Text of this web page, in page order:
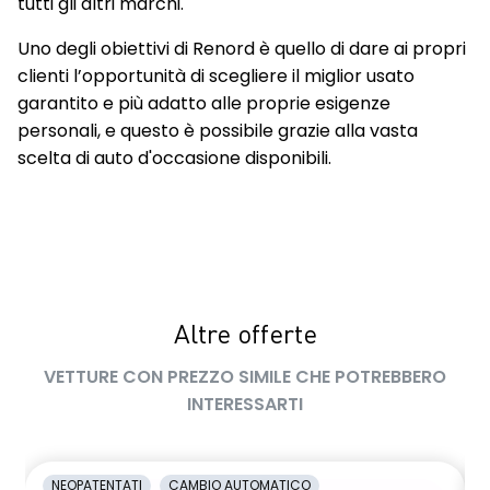
Radio DAB
Rear Automatic Braking
Rear Cross Traffic Alert
Rivestimento Sedili In Tessuto
Sedile Guida scorrevole, reclinabile, regolabile in altezza
manualmente
Uno degli obiettivi di Renord è quello di dare ai propri
clienti l’opportunità di scegliere il miglior usato
garantito e più adatto alle proprie esigenze
personali, e questo è possibile grazie alla vasta
scelta di auto d'occasione disponibili.
Altre offerte
VETTURE CON PREZZO SIMILE CHE POTREBBERO
INTERESSARTI
NEOPATENTATI CAMBIO AUTOMATICO